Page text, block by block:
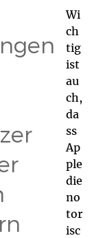
Wi
ch
tig
ist
au
ch,
da
ss
Ap
ple
die
no
tor
isc